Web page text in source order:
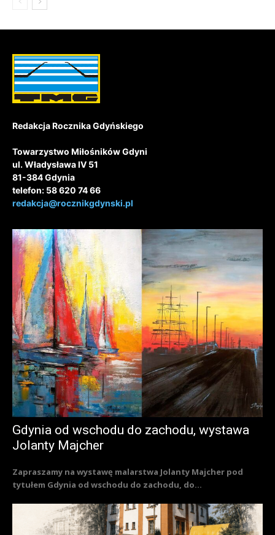
Redakcja Rocznika Gdyńskiego
Towarzystwo Miłośników Gdyni
ul. Władysława IV 51
81-384 Gdynia
telefon: 58 620 74 66
redakcja@rocznikgdynski.pl
Gdynia od wschodu do zachodu, wystawa
Jolanty Majcher
Zapraszamy na wystawę malarstwa Jolanty Majcher pod
tytułem Gdynia od wschodu do zachodu, do...